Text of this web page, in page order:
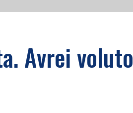
Avrei voluto